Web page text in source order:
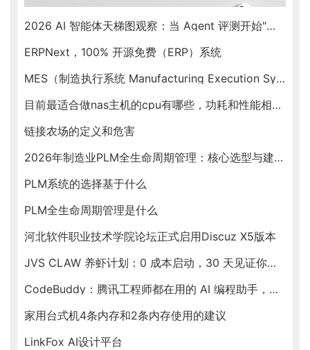
货、Intel Arc B580 入门档、RTX
Spark ARM SoC 新形态，按预算帮你2026 AI 智能体天梯图观察：当 Agent 评测开始"去滤镜"
ERPNext，100% 开源免费（ERP）系统
MES（制造执行系统 Manufacturing Execution System）
目前最适合做nas主机的cpu有哪些，功耗和性能相对均衡的
链接农场的定义和危害
2026年制造业PLM全生命周期管理：核心选型与建设指南
PLM系统的选择基于什么
PLM全生命周期管理是什么
河北软件职业技术学院论坛正式启用Discuz X5版本
JVS CLAW 养虾计划：0 成本启动，30 天见证你的虾塘收益
CodeBuddy：腾讯工程师都在用的 AI 编程助手，新春福利送不停！
家用台式机4条内存和2条内存使用的建议
LinkFox AI设计平台